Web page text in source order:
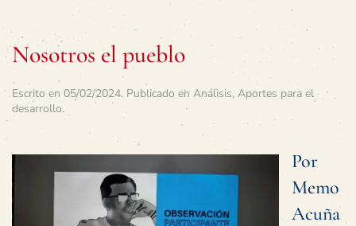
Nosotros el pueblo
Escrito en 05/02/2024. Publicado en Análisis, Aportes para el
desarrollo.
Por
Memo
Acuña